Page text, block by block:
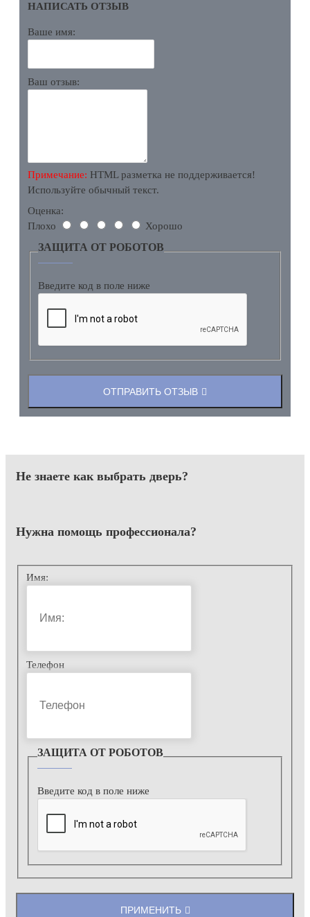
НАПИСАТЬ ОТЗЫВ
Ваше имя:
Ваш отзыв:
Примечание: HTML разметка не поддерживается!
Используйте обычный текст.
Оценка:
Плохо
Хорошо
ЗАЩИТА ОТ РОБОТОВ
Введите код в поле ниже
ОТПРАВИТЬ ОТЗЫВ
Не знаете как выбрать дверь?
Нужна помощь профессионала?
Имя:
Телефон
ЗАЩИТА ОТ РОБОТОВ
Введите код в поле ниже
ПРИМЕНИТЬ